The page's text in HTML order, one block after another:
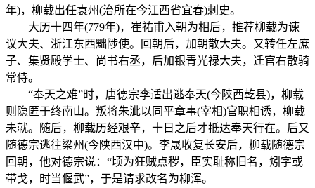
年)，柳载出任袁州(治所在今江西省宜春)刺史。
大历十四年(779年)，崔祐甫入朝为相后，推荐柳载为谏
议大夫、浙江东西黜陟使。回朝后，加朝散大夫。又转任左庶
子、集贤殿学士、尚书右丞，后加银青光禄大夫，迁官右散骑
常侍。
“奉天之难”时，唐德宗李适出逃奉天(今陕西乾县)，柳载
则隐匿于终南山。叛将朱泚以同平章事(宰相)官职相诱，柳载
未就。随后，柳载历经艰辛，十日之后才抵达奉天行在。后又
随德宗逃往梁州(今陕西汉中)。李晟收复长安后，柳载随德宗
回朝，他对德宗说：“顷为狂贼点秽，臣实耻称旧名，矧字或
带戈，时当偃武”，于是请求改名为柳浑。